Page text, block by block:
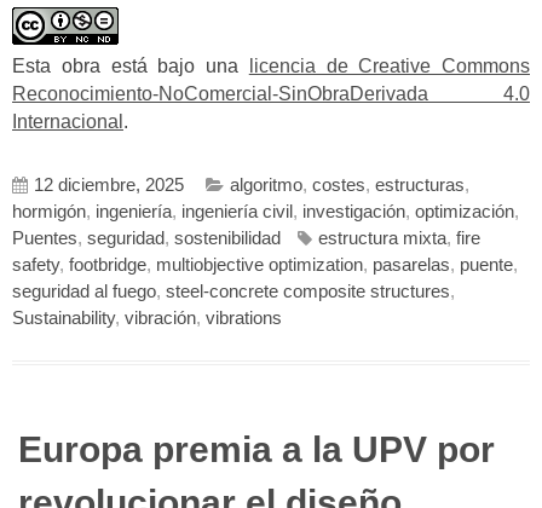
Esta obra está bajo una
licencia de Creative Commons
Reconocimiento-NoComercial-SinObraDerivada 4.0
Internacional .
12 diciembre, 2025 algoritmo, costes, estructuras,
hormigón, ingeniería, ingeniería civil , investigación, optimización,
Puentes, seguridad, sostenibilidad estructura mixta, fire
safety, footbridge, multiobjective optimization, pasarelas, puente,
seguridad al fuego, steel-concrete composite structures,
Sustainability, vibración, vibrations
Europa premia a la UPV por